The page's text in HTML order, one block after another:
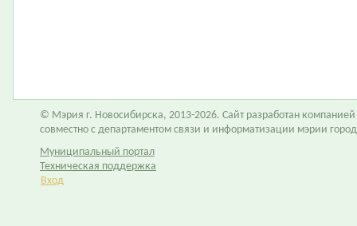
© Мэрия г. Новосибирска, 2013-2026. Сайт разработан компанией
совместно с департаментом связи и информатизации мэрии
Муниципальный портал
Техническая поддержка
Вход